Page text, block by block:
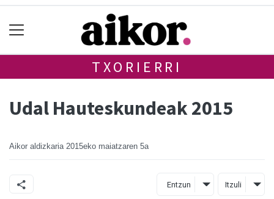
TXORIERRI
Udal Hauteskundeak 2015
Aikor aldizkaria 2015eko maiatzaren 5a
Entzun Itzuli